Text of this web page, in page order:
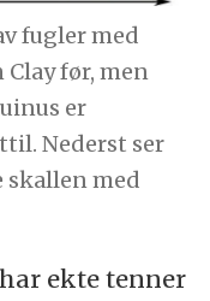
fugler med
før, men
er
Nederst ser
skallen med
ekte tenner